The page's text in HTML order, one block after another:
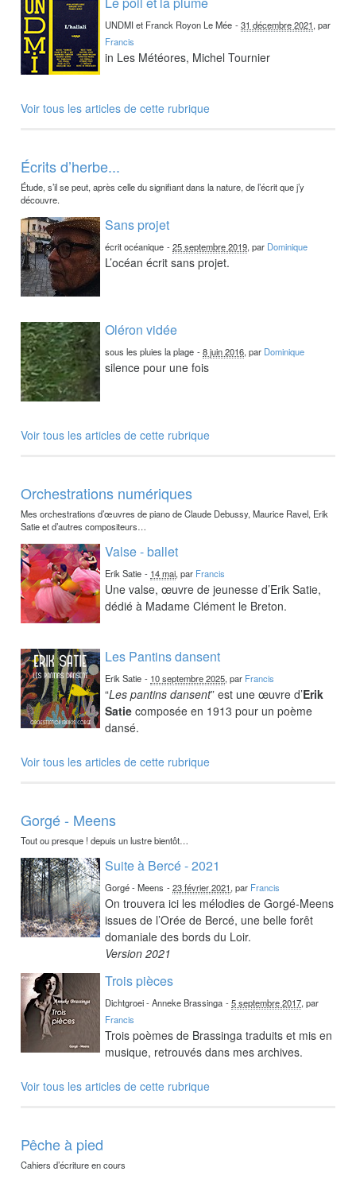
UNDMI et Franck Royon Le Mée -31 décembre 2021, par
Francis
in Les Météores, Michel Tournier
Voir tous les articles de cette rubrique
Écrits d’herbe...
Étude, s’il se peut, après celle du signifiant dans la nature, de l’écrit que j’y
découvre.
Sans projet
écrit océanique -25 septembre 2019, par Dominique
L’océan écrit sans projet.
Oléron vidée
sous les pluies la plage -8 juin 2016, par Dominique
silence pour une fois
Voir tous les articles de cette rubrique
Orchestrations numériques
Mes orchestrations d’œuvres de piano de Claude Debussy, Maurice Ravel, Erik
Satie et d’autres compositeurs…
Valse - ballet
Erik Satie - 14 mai, par Francis
Une valse, œuvre de jeunesse d’Erik Satie,
dédié à Madame Clément le Breton.
Les Pantins dansent
Erik Satie - 10 septembre 2025, par Francis
“Les pantins dansent” est une œuvre d’Erik
Satie composée en 1913 pour un poème
dansé.
Voir tous les articles de cette rubrique
Gorgé - Meens
Tout ou presque ! depuis un lustre bientôt…
Suite à Bercé - 2021
Gorgé - Meens -23 février 2021, par Francis
On trouvera ici les mélodies de Gorgé-Meens
issues de l’Orée de Bercé, une belle forêt
domaniale des bords du Loir.
Version 2021
Trois pièces
Dichtgroei - Anneke Brassinga -5 septembre 2017, par
Francis
Trois poèmes de Brassinga traduits et mis en
musique, retrouvés dans mes archives.
Voir tous les articles de cette rubrique
Pêche à pied
Cahiers d’écriture en cours